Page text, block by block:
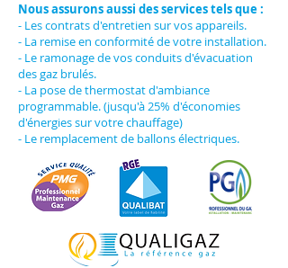
Nous assurons aussi des services tels que :
- Les contrats d'entretien sur vos appareils.
- La remise en conformité de votre installation.
- Le ramonage de vos conduits d'évacuation
des gaz brulés.
- La pose de thermostat d'ambiance
programmable. (jusqu'à 25% d'économies
d'énergies sur votre chauffage)
- Le remplacement de ballons électriques.